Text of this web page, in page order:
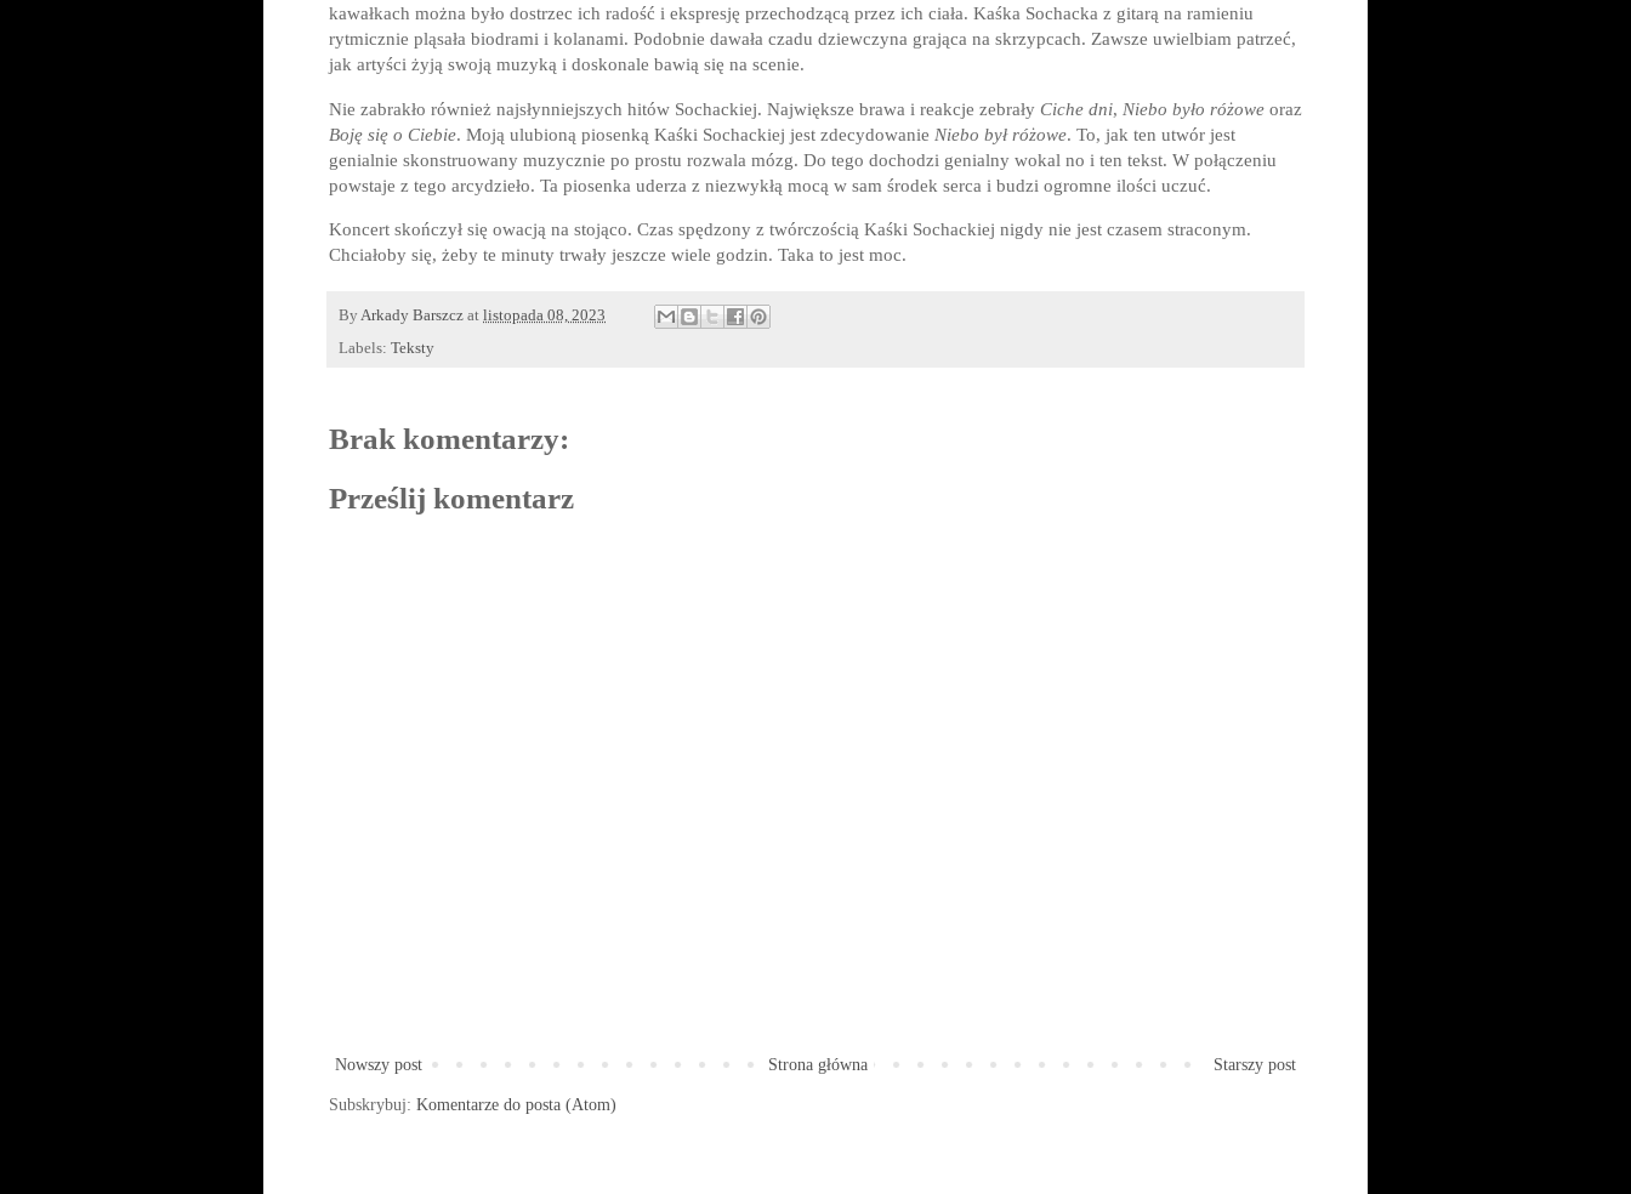
kawałkach można było dostrzec ich radość i ekspresję przechodzącą przez ich ciała. Kaśka Sochacka z gitarą na ramieniu
rytmicznie pląsała biodrami i kolanami. Podobnie dawała czadu dziewczyna grająca na skrzypcach. Zawsze uwielbiam patrzeć,
jak artyści żyją swoją muzyką i doskonale bawią się na scenie.
Nie zabrakło również najsłynniejszych hitów Sochackiej. Największe brawa i reakcje zebrały Ciche dni, Niebo było różowe oraz
Boję się o Ciebie. Moją ulubioną piosenką Kaśki Sochackiej jest zdecydowanie Niebo był różowe. To, jak ten utwór jest
genialnie skonstruowany muzycznie po prostu rozwala mózg. Do tego dochodzi genialny wokal no i ten tekst. W połączeniu
powstaje z tego arcydzieło. Ta piosenka uderza z niezwykłą mocą w sam środek serca i budzi ogromne ilości uczuć.
Koncert skończył się owacją na stojąco. Czas spędzony z twórczością Kaśki Sochackiej nigdy nie jest czasem straconym.
Chciałoby się, żeby te minuty trwały jeszcze wiele godzin. Taka to jest moc.
By Arkady Barszcz at listopada 08, 2023
Labels: Teksty
Brak komentarzy:
Prześlij komentarz
Nowszy post Starszy post
Strona główna
Subskrybuj: Komentarze do posta (Atom)